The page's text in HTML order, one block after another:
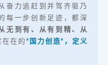
奋力追赶到并驾齐驱乃
每一步创新足迹，都深
无到有、从有到精、从
在的“国力创造”，定义